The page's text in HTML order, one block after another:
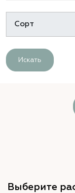
Искать
Выберите